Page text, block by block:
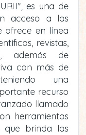
es una de
acceso a las
ofrece en línea
revistas,
además de
con más de
una
recurso
llamado
herramientas
que brinda las